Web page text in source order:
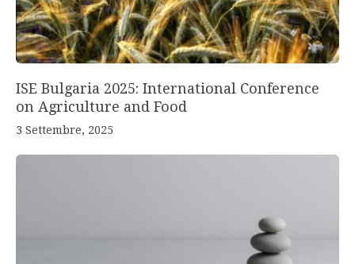
ISE Bulgaria 2025: International Conference
on Agriculture and Food
3 Settembre, 2025